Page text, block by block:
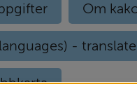
Om
- translate